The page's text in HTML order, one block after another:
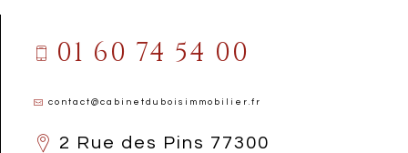
01 60 74 54 00
contact@cabinetduboisimmobilier.fr
2 Rue des Pins 77300